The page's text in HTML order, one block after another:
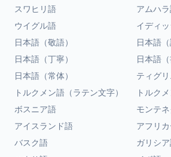
スワヒリ語
アムハ
ウイグル語
イディ
日本語（敬語）
日本語（
日本語（丁寧）
日本語（
日本語（常体）
ティグ
トルクメン語（ラテン文字）
トルク
ボスニア語
モンテ
アイスランド語
アフリ
バスク語
ガリシ